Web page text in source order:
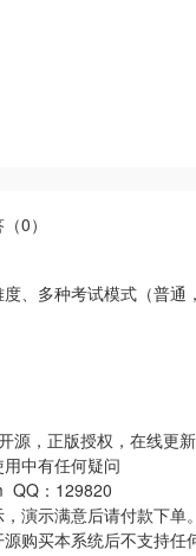
0）
、多种考试模式（普
源，正版授权，在线更
中有任何疑问
QQ：129820
演示满意后请付款下单
购买本系统后不支持任